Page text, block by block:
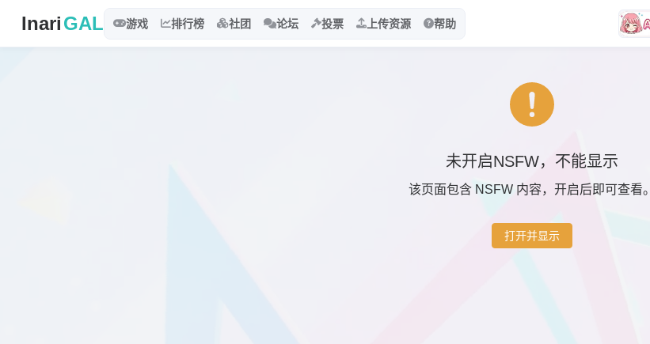
InariGAL 游戏 排行榜 社团 论坛 投票 上传资源 帮助
未开启NSFW，不能显示
该页面包含 NSFW 内容，开启后即可查看。
打开并显示